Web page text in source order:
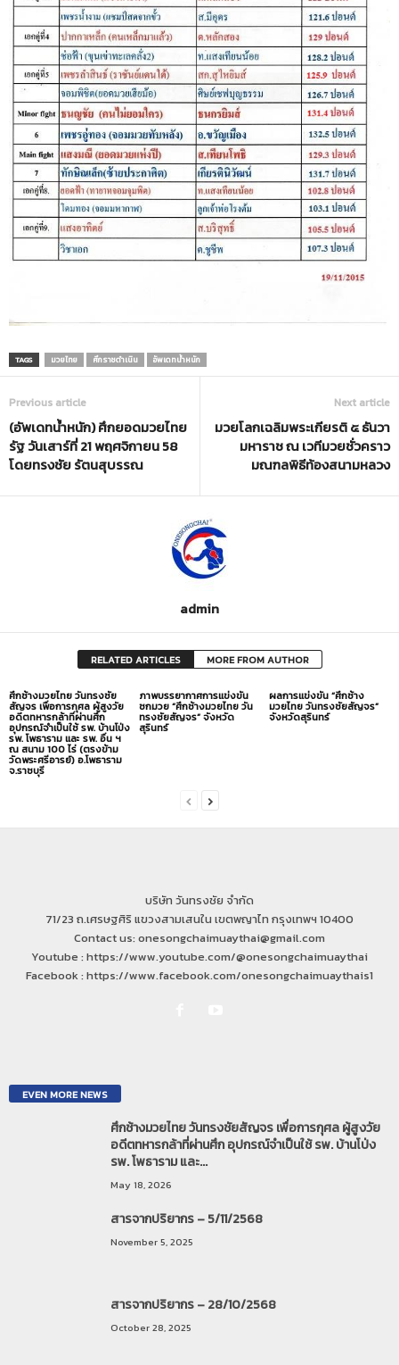
TAGS มวยไทย ศึกราชดำเนิน อัพเดทน้ำหนัก
Previous article
(อัพเดทน้ำหนัก) ศึกยอดมวยไทย
รัฐ วันเสาร์ที่ 21 พฤศจิกายน 58
โดยทรงชัย รัตนสุบรรณ
Next article
มวยโลกเฉลิมพระเกียรติ ๕ ธันวา
มหาราช ณ เวทีมวยชั่วคราว
มณฑลพิธีท้องสนามหลวง
admin
RELATED ARTICLES MORE FROM AUTHOR
ศึกช้างมวยไทย วันทรงชัย
สัญจร เพื่อการกุศล ผู้สูงวัย
อดีตทหารกล้าที่ผ่านศึก
อุปกรณ์จำเป็นใช้ รพ. บ้านโป่ง
รพ. โพธาราม และ รพ. อื่น ฯ
ณ สนาม 100 ไร่ (ตรงข้าม
วัดพระศรีอารย์) อ.โพธาราม
จ.ราชบุรี
ภาพบรรยากาศการแข่งขัน
ชกมวย “ศึกช้างมวยไทย วัน
ทรงชัยสัญจร” จังหวัด
สุรินทร์
ผลการแข่งขัน “ศึกช้าง
มวยไทย วันทรงชัยสัญจร”
จังหวัดสุรินทร์
บริษัท วันทรงชัย จำกัด
71/23 ถ.เศรษฐศิริ แขวงสามเสนใน เขตพญาไท กรุงเทพฯ 10400
Contact us: onesongchaimuaythai@gmail.com
Youtube : https://www.youtube.com/@onesongchaimuaythai
Facebook : https://www.facebook.com/onesongchaimuaythais1
EVEN MORE NEWS
ศึกช้างมวยไทย วันทรงชัยสัญจร เพื่อการกุศล ผู้สูงวัย
อดีตทหารกล้าที่ผ่านศึก อุปกรณ์จำเป็นใช้ รพ. บ้านโป่ง
รพ. โพธาราม และ...
May 18, 2026
สารจากปริยากร – 5/11/2568
November 5, 2025
สารจากปริยากร – 28/10/2568
October 28, 2025